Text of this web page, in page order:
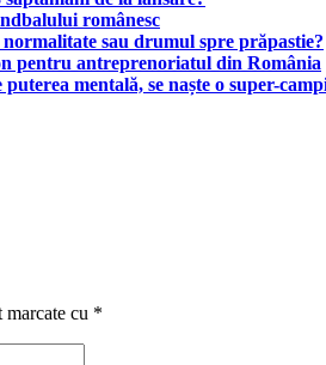
românesc
normalitate sau drumul spre prăpastie?
pentru antreprenoriatul din România
mentală, se naște o super-
cu *